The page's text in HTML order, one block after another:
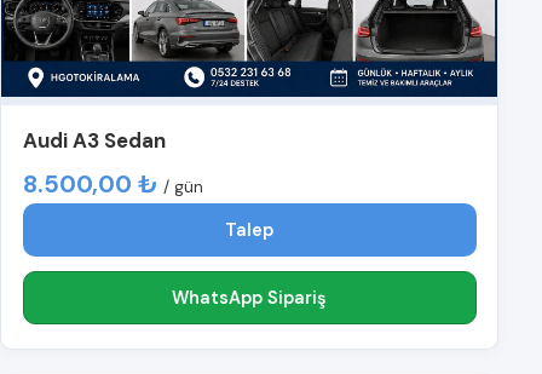
Audi A3 Sedan
8.500,00 ₺ / gün
Talep
WhatsApp Sipariş